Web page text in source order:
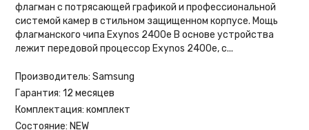
флагман с потрясающей графикой и профессиональной
системой камер в стильном защищенном корпусе. Мощь
флагманского чипа Exynos 2400e В основе устройства
лежит передовой процессор Exynos 2400e, с...
Производитель: Samsung
Гарантия: 12 месяцев
Комплектация: комплект
Состояние: NEW